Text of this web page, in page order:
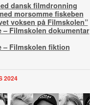
dansk filmdronning
morsomme fiskeben
voksen på Filmskolen”
– Filmskolen dokumentar
– Filmskolen fiktion
2024